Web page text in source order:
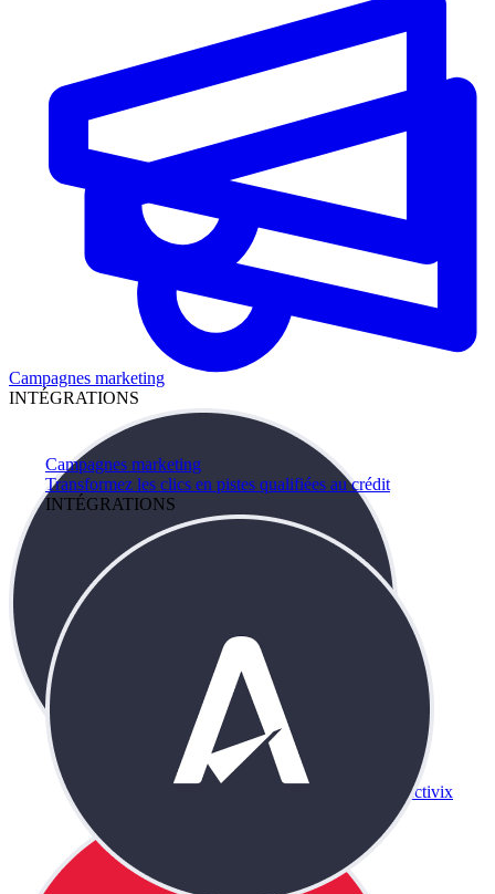
Campagnes marketing
Transformez les clics en pistes qualifiées au crédit
INTÉGRATIONS
Campagnes marketing
INTÉGRATIONS
Activix